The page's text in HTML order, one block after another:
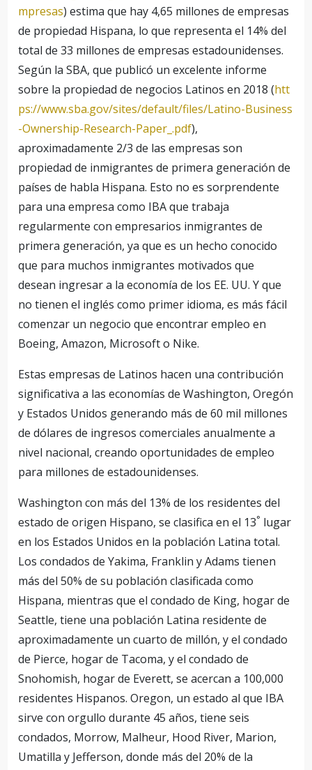
mpresas) estima que hay 4,65 millones de empresas
de propiedad Hispana, lo que representa el 14% del
total de 33 millones de empresas estadounidenses.
Según la SBA, que publicó un excelente informe
sobre la propiedad de negocios Latinos en 2018 (htt
ps://www.sba.gov/sites/default/files/Latino-Business
-Ownership-Research-Paper_.pdf),
aproximadamente 2/3 de las empresas son
propiedad de inmigrantes de primera generación de
países de habla Hispana. Esto no es sorprendente
para una empresa como IBA que trabaja
regularmente con empresarios inmigrantes de
primera generación, ya que es un hecho conocido
que para muchos inmigrantes motivados que
desean ingresar a la economía de los EE. UU. Y que
no tienen el inglés como primer idioma, es más fácil
comenzar un negocio que encontrar empleo en
Boeing, Amazon, Microsoft o Nike.
Estas empresas de Latinos hacen una contribución
significativa a las economías de Washington, Oregón
y Estados Unidos generando más de 60 mil millones
de dólares de ingresos comerciales anualmente a
nivel nacional, creando oportunidades de empleo
para millones de estadounidenses.
Washington con más del 13% de los residentes del
estado de origen Hispano, se clasifica en el 13° lugar
en los Estados Unidos en la población Latina total.
Los condados de Yakima, Franklin y Adams tienen
más del 50% de su población clasificada como
Hispana, mientras que el condado de King, hogar de
Seattle, tiene una población Latina residente de
aproximadamente un cuarto de millón, y el condado
de Pierce, hogar de Tacoma, y ​​el condado de
Snohomish, hogar de Everett, se acercan a 100,000
residentes Hispanos. Oregon, un estado al que IBA
sirve con orgullo durante 45 años, tiene seis
condados, Morrow, Malheur, Hood River, Marion,
Umatilla y Jefferson, donde más del 20% de la